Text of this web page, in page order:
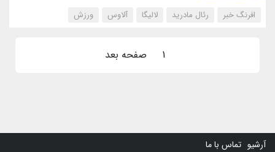
افرنگ خبر رئال مادرید لالیگا آلاوس ‌ورزش
1 صفحه بعد
آرشیو تماس با ما